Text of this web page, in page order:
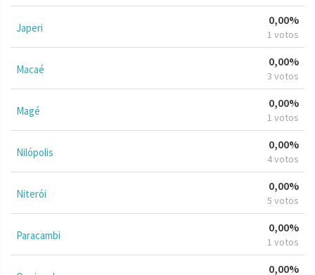
Japeri
0,00%
1 votos
Macaé
0,00%
3 votos
Magé
0,00%
1 votos
Nilópolis
0,00%
4 votos
Niterói
0,00%
5 votos
Paracambi
0,00%
1 votos
0,00%